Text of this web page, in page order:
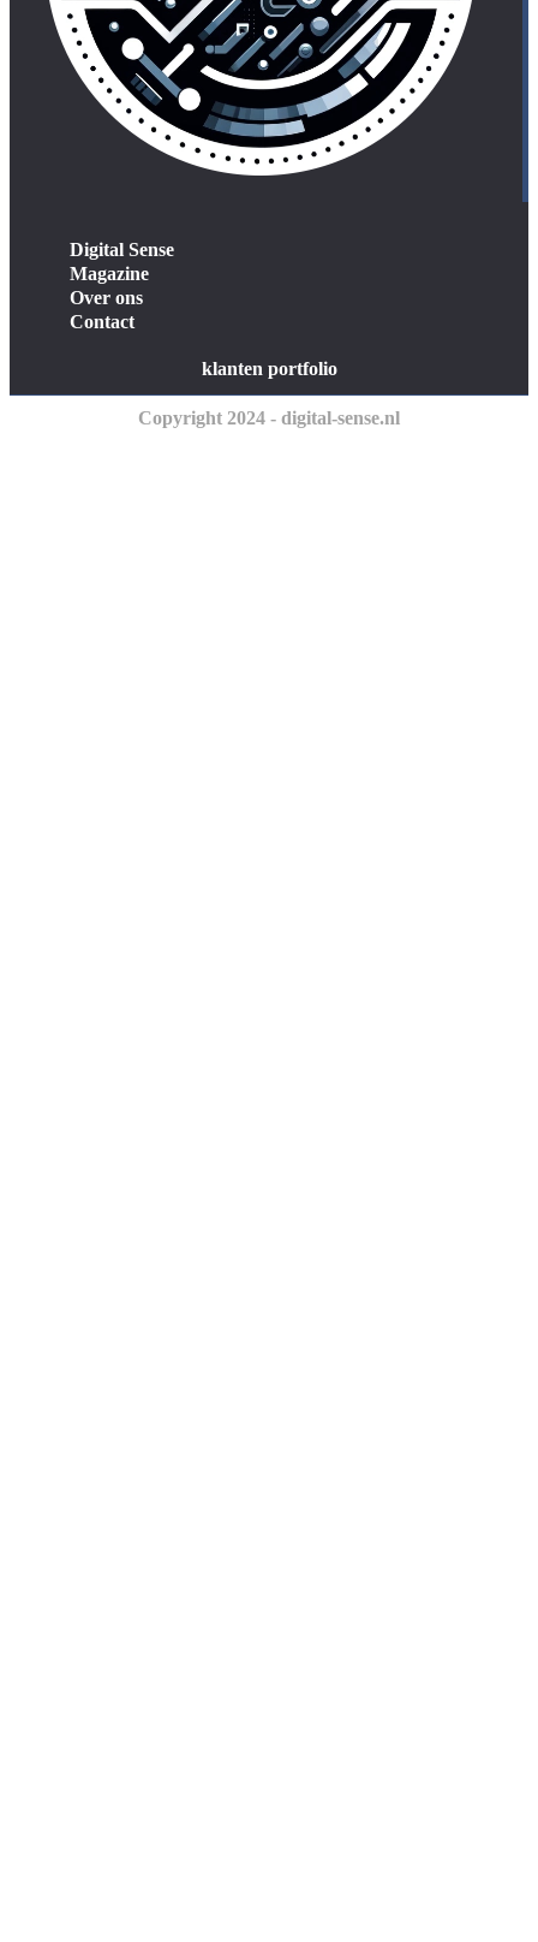
Digital Sense
Magazine
Over ons
Contact
klanten portfolio
Copyright 2024 - digital-sense.nl